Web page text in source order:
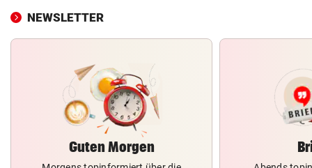
NEWSLETTER
Guten Morgen